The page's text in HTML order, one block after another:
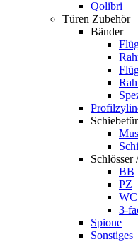
Qolibri
Türen Zubehör
Bänder
Schlösser
BB
PZ
WC
3-
Spione
Sonstiges